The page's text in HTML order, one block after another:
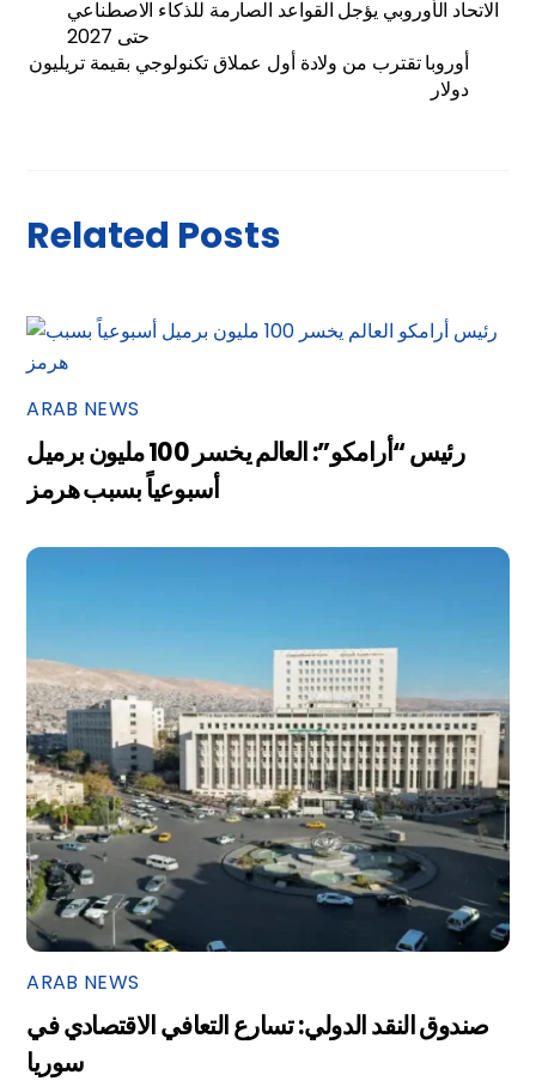
الاتحاد الأوروبي يؤجل القواعد الصارمة للذكاء الاصطناعي
حتى 2027
أوروبا تقترب من ولادة أول عملاق تكنولوجي بقيمة تريليون
دولار
Related Posts
ARAB NEWS
رئيس “أرامكو”: العالم يخسر 100 مليون برميل
أسبوعياً بسبب هرمز
ARAB NEWS
صندوق النقد الدولي: تسارع التعافي الاقتصادي في
سوريا